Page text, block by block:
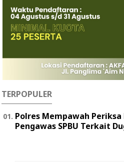
TERPOPULER
Polres Mempawah
Pengawas SPBU Terkait